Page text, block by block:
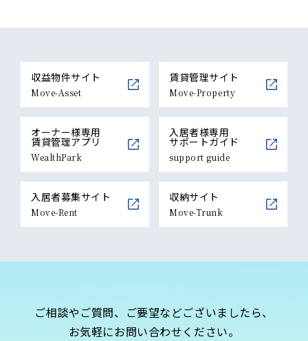
収益物件サイト
Move-Asset
賃貸管理サイト
Move-Property
オーナー様専用
賃貸管理アプリ
WealthPark
入居者様専用
サポートガイド
support guide
入居者募集サイト
Move-Rent
収納サイト
Move-Trunk
ご相談やご質問、ご要望などございましたら、
お気軽にお問い合わせください。